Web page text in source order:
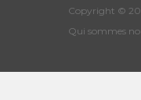
Copyright ©
Qui sommes